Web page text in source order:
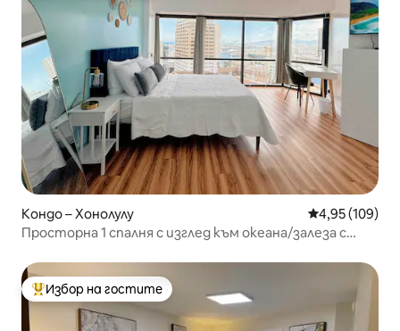
Кондо – Хонолулу Средна
4,95 (109)
Просторна 1 спалня с изглед към океана/залеза с
Най-популярен избор на гостите
Избор на гостите